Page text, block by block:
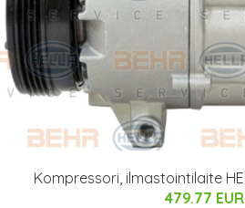
Kompressori, ilmastointilaite
479.77 EUR